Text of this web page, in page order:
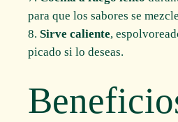
para que los sabores se
Sirve caliente,
picado si lo deseas.